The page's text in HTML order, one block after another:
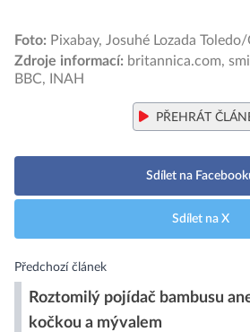
Foto: Pixabay, Josuhé Lozada
Zdroje informací: britannica.com,
BBC, INAH
PŘEHRÁT
Sdílet na
Sdílet na X
Předchozí článek
Roztomilý pojídač bambusu
kočkou a mývalem